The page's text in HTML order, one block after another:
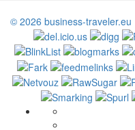
© 2026 business-traveler.eu